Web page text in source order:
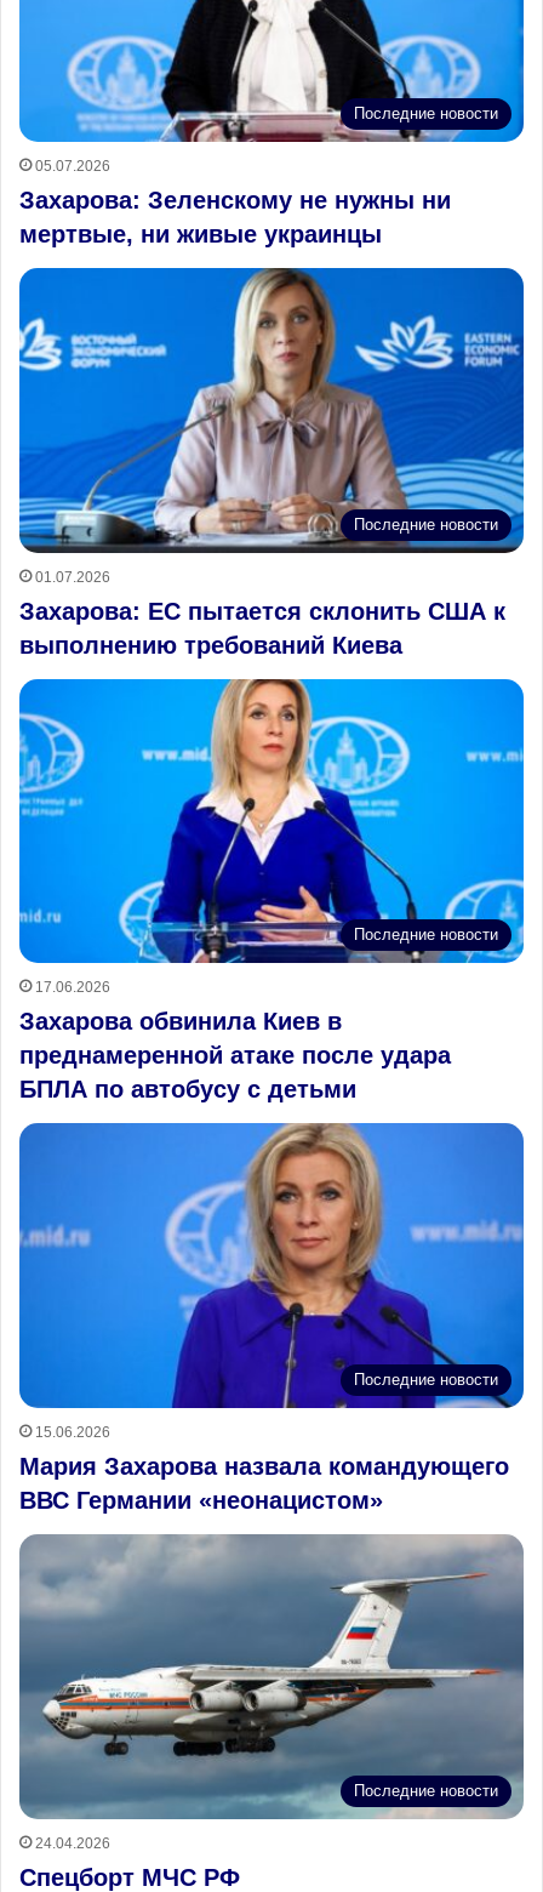
Последние новости
05.07.2026
Захарова: Зеленскому не нужны ни
мертвые, ни живые украинцы
Последние новости
01.07.2026
Захарова: ЕС пытается склонить США к
выполнению требований Киева
Последние новости
17.06.2026
Захарова обвинила Киев в
преднамеренной атаке после удара
БПЛА по автобусу с детьми
Последние новости
15.06.2026
Мария Захарова назвала командующего
ВВС Германии «неонацистом»
Последние новости
24.04.2026
Спецборт МЧС РФ